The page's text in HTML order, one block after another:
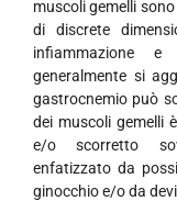
muscoli gemelli
di discrete
infiammazione
generalmente si
gastrocnemio può
dei muscoli gemelli
e/o scorretto
enfatizzato da
ginocchio e/o da